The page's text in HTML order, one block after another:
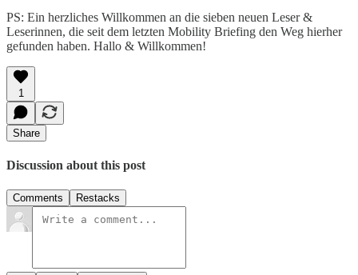
PS: Ein herzliches Willkommen an die sieben neuen Leser &
Leserinnen, die seit dem letzten Mobility Briefing den Weg hierher
gefunden haben. Hallo & Willkommen!
1
Share
Discussion about this post
Comments Restacks